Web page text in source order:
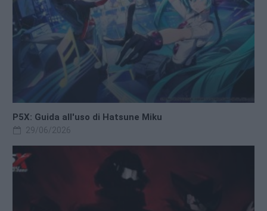
P5X: Guida all'uso di Hatsune Miku
29/06/2026